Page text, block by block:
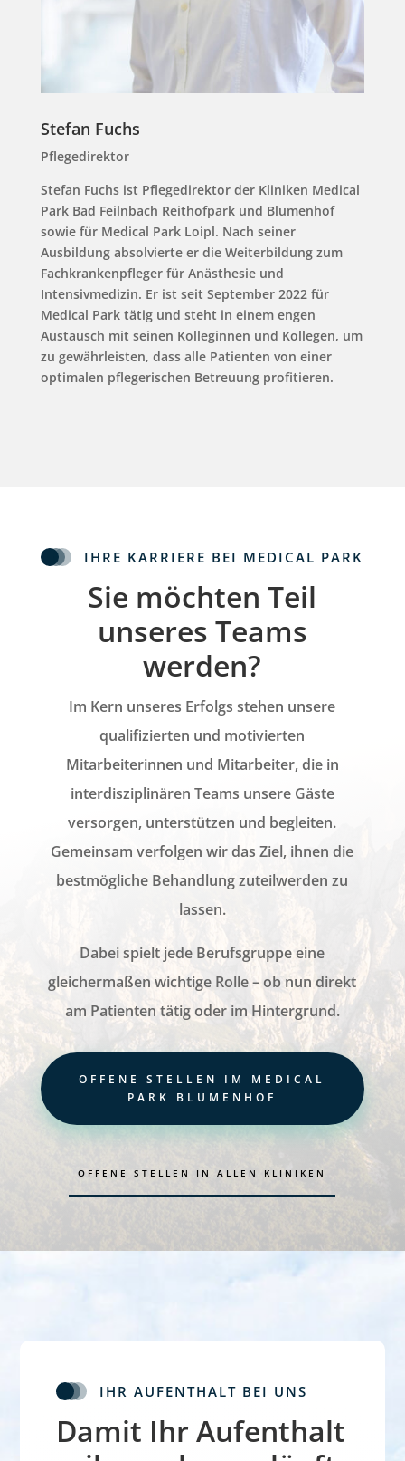
Stefan Fuchs
Pflegedirektor
Stefan Fuchs ist Pflegedirektor der Kliniken Medical
Park Bad Feilnbach Reithofpark und Blumenhof
sowie für Medical Park Loipl. Nach seiner
Ausbildung absolvierte er die Weiterbildung zum
Fachkrankenpfleger für Anästhesie und
Intensivmedizin. Er ist seit September 2022 für
Medical Park tätig und steht in einem engen
Austausch mit seinen Kolleginnen und Kollegen, um
zu gewährleisten, dass alle Patienten von einer
optimalen pflegerischen Betreuung profitieren.
IHRE KARRIERE BEI MEDICAL PARK
Sie möchten Teil
unseres Teams
werden?
Im Kern unseres Erfolgs stehen unsere
qualifizierten und motivierten
Mitarbeiterinnen und Mitarbeiter, die in
interdisziplinären Teams unsere Gäste
versorgen, unterstützen und begleiten.
Gemeinsam verfolgen wir das Ziel, ihnen die
bestmögliche Behandlung zuteilwerden zu
lassen.
Dabei spielt jede Berufsgruppe eine
gleichermaßen wichtige Rolle – ob nun direkt
am Patienten tätig oder im Hintergrund.
OFFENE STELLEN IM MEDICAL
PARK BLUMENHOF
OFFENE STELLEN IN ALLEN KLINIKEN
IHR AUFENTHALT BEI UNS
Damit Ihr Aufenthalt